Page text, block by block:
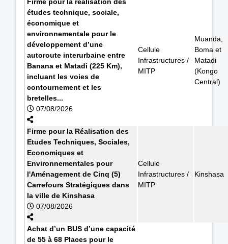
études technique, sociale,
économique et
environnementale pour le
développement d’une
autoroute interurbaine entre
Banana et Matadi (225 Km),
incluant les voies de
contournement et les
bretelles...
07/08/2026
Cellule
Infrastructures /
MITP
Muanda,
Boma et
Matadi
(Kongo
Central)
Firme pour la Réalisation des
Etudes Techniques, Sociales,
Economiques et
Environnementales pour
l'Aménagement de Cinq (5)
Carrefours Stratégiques dans
la ville de Kinshasa
07/08/2026
Cellule
Infrastructures /
MITP
Kinshasa
Achat d’un BUS d’une capacité
de 55 à 68 Places pour le